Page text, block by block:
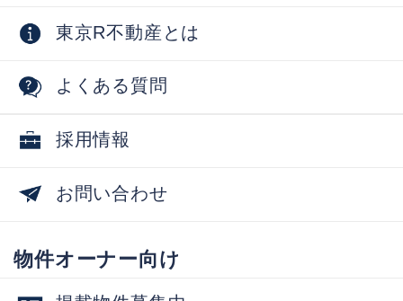
東京R不動産とは
よくある質問
採用情報
お問い合わせ
物件オーナー向け